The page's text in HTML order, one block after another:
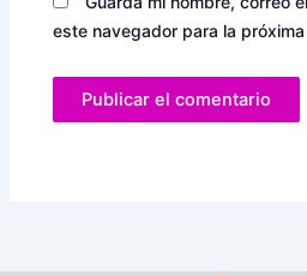
este navegador para la